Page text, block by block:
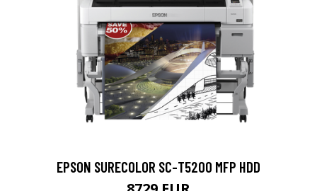
EPSON SURECOLOR SC-T5200 MFP HDD